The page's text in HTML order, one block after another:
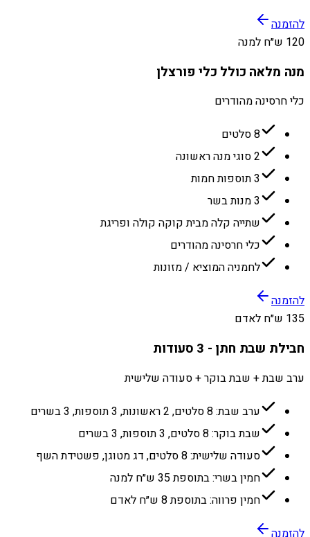
להזמנה
120 ש״ח למנה
מנה מלאה כולל כלי פורצלן
כלי חרסינה מהודרים
8 סלטים
2 סוגי מנה ראשונה
3 תוספות חמות
3 מנות בשר
שתייה קלה מבית קוקה קולה ופריגת
כלי חרסינה מהודרים
לחמניה המוציא / מזונות
להזמנה
135 ש״ח לאדם
חבילת שבת חתן - 3 סעודות
ערב שבת + שבת בוקר + סעודה שלישית
ערב שבת: 8 סלטים, 2 ראשונות, 3 תוספות, 3 בשרים
שבת בוקר: 8 סלטים, 3 תוספות, 3 בשרים
סעודה שלישית: 8 סלטים, דג מטוגן, פשטידת השף
חמין בשרי: בתוספת 35 ש״ח למנה
חמין פרווה: בתוספת 8 ש״ח לאדם
להזמנה